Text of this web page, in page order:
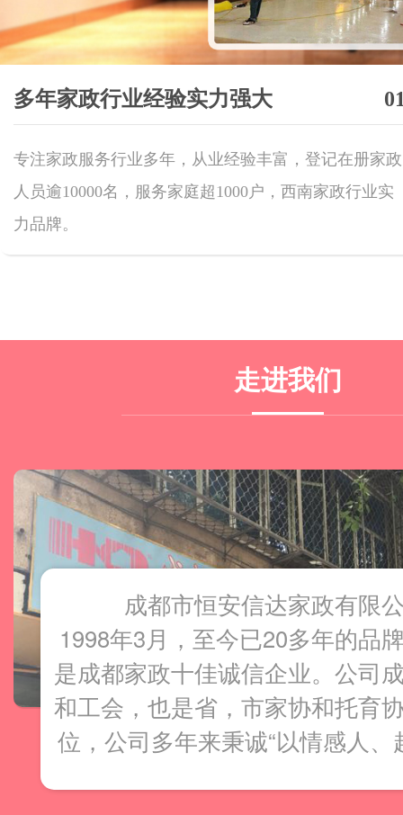
多年家政行业经验实力强大
专注家政服务行业多年，从业经验丰富，登记在册家政
人员逾10000名，服务家庭超1000户，西南家政行业实
力品牌。
走进我们
成都市恒安信达家政有限
1998年3月，至今已20多年的品
是成都家政十佳诚信企业。公司
和工会，也是省，市家协和托育
位，公司多年来秉诚“以情感人、